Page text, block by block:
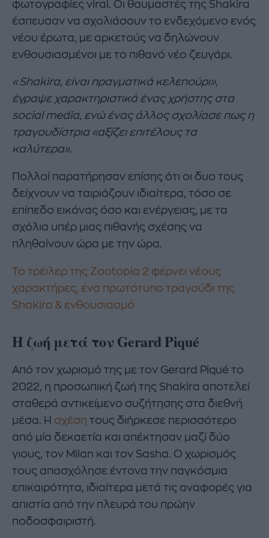
φωτογραφίες viral. Οι θαυμαστές της Shakira
έσπευσαν να σχολιάσουν το ενδεχόμενο ενός
νέου έρωτα, με αρκετούς να δηλώνουν
ενθουσιασμένοι με το πιθανό νέο ζευγάρι.
«Shakira, είναι πραγματικά κελεπούρι»,
έγραψε χαρακτηριστικά ένας χρήστης στα
social media, ενώ ένας άλλος σχολίασε πως η
τραγουδίστρια «αξίζει επιτέλους τα
καλύτερα».
Πολλοί παρατήρησαν επίσης ότι οι δυο τους
δείχνουν να ταιριάζουν ιδιαίτερα, τόσο σε
επίπεδο εικόνας όσο και ενέργειας, με τα
σχόλια υπέρ μιας πιθανής σχέσης να
πληθαίνουν ώρα με την ώρα.
Το τρέιλερ της Zootopia 2 φέρνει νέους
χαρακτήρες, ένα πρωτότυπο τραγούδι της
Shakira & ενθουσιασμό
Η ζωή μετά τον Gerard Piqué
Από τον χωρισμό της με τον Gerard Piqué το
2022, η προσωπική ζωή της Shakira αποτελεί
σταθερά αντικείμενο συζήτησης στα διεθνή
μέσα. Η σχέση τους διήρκεσε περισσότερο
από μία δεκαετία και απέκτησαν μαζί δύο
γιους, τον Milan και τον Sasha. Ο χωρισμός
τους απασχόλησε έντονα την παγκόσμια
επικαιρότητα, ιδιαίτερα μετά τις αναφορές για
απιστία από την πλευρά του πρώην
ποδοσφαιριστή.